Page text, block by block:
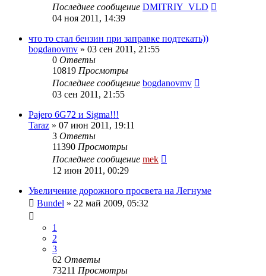
Последнее сообщение DMITRIY_VLD
04 ноя 2011, 14:39
что то стал бензин при заправке подтекать))
bogdanovmv » 03 сен 2011, 21:55
0 Ответы
10819 Просмотры
Последнее сообщение bogdanovmv
03 сен 2011, 21:55
Pajero 6G72 и Sigma!!!
Taraz » 07 июн 2011, 19:11
3 Ответы
11390 Просмотры
Последнее сообщение mek
12 июн 2011, 00:29
Увеличение дорожного просвета на Легнуме
Bundel » 22 май 2009, 05:32
1
2
3
62 Ответы
73211 Просмотры